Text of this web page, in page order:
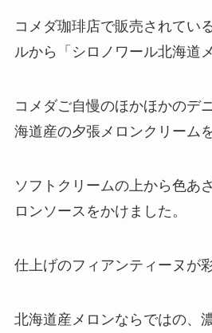
コメダ珈琲店で販売されてい
ルから「シロノワール北海道
コメダご自慢のほかほかのデ
海道産の夕張メロンクリーム
ソフトクリームの上から色あ
ロンソースをかけました。
仕上げのフィアンティーヌが
北海道産メロンならではの、